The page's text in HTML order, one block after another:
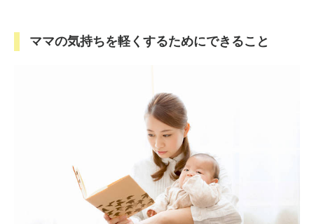
ママの気持ちを軽くするためにできること